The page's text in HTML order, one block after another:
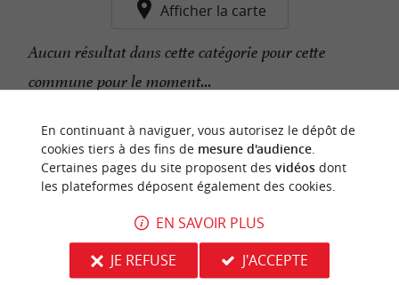
Afficher la carte
Aucun résultat dans cette catégorie pour cette
commune pour le moment...
n
o
t
r
e
c
o
u
p
d
e
c
o
e
u
r
En continuant à naviguer, vous autorisez le dépôt de
cookies tiers à des fins de mesure d'audience.
Certaines pages du site proposent des vidéosdont
les plateformes déposent également des cookies.
EN SAVOIR PLUS
JE REFUSE
J'ACCEPTE